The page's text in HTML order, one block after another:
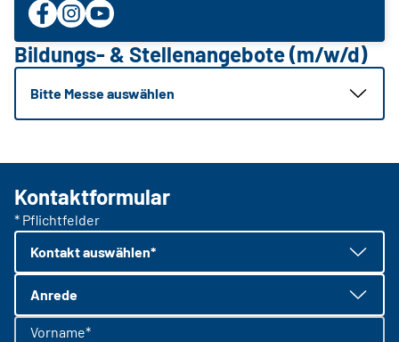
Bildungs- & Stellenangebote (m/w/d)
Bitte Messe auswählen
Kontaktformular
* Pflichtfelder
Kontakt auswählen*
Anrede
Vorname*